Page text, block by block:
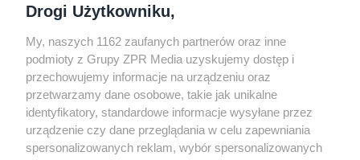
Odwiedź grupę na Facebooku
Gdybym budował drugi raz - mądry Polak
przed budową
Forum Muratora
Drogi Użytkowniku,
My, naszych 1162 zaufanych partnerów oraz inne
podmioty z Grupy ZPR Media uzyskujemy dostęp i
przechowujemy informacje na urządzeniu oraz
przetwarzamy dane osobowe, takie jak unikalne
identyfikatory, standardowe informacje wysyłane przez
urządzenie czy dane przeglądania w celu zapewniania
spersonalizowanych reklam, wybór spersonalizowanych